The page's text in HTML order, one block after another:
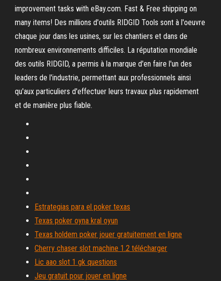
improvement tasks with eBay.com. Fast & Free shipping on
many items! Des millions d'outils RIDGID Tools sont à l'oeuvre
chaque jour dans les usines, sur les chantiers et dans de
nombreux environnements difficiles. La réputation mondiale
des outils RIDGID, a permis à la marque d'en faire l'un des
leaders de l'industrie, permettant aux professionnels ainsi
qu'aux particuliers d'effectuer leurs travaux plus rapidement
et de manière plus fiable.
Estrategias para el poker texas
Texas poker oyna kral oyun
Texas holdem poker jouer gratuitement en ligne
Cherry chaser slot machine 1.2 télécharger
Lic aao slot 1 gk questions
Jeu gratuit pour jouer en ligne